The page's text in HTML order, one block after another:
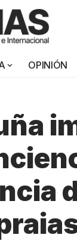
OPINIÓN